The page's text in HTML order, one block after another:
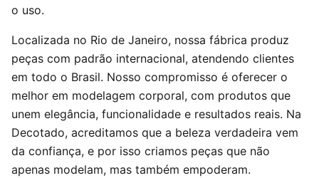
o uso.
Localizada no Rio de Janeiro, nossa fábrica produz
peças com padrão internacional, atendendo clientes
em todo o Brasil. Nosso compromisso é oferecer o
melhor em modelagem corporal, com produtos que
unem elegância, funcionalidade e resultados reais. Na
Decotado, acreditamos que a beleza verdadeira vem
da confiança, e por isso criamos peças que não
apenas modelam, mas também empoderam.